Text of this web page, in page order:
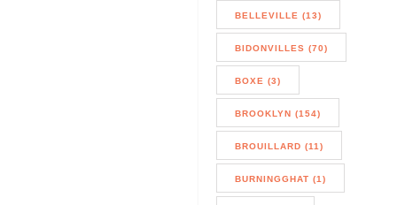
BELLEVILLE (13)
BIDONVILLES (70)
BOXE (3)
BROOKLYN (154)
BROUILLARD (11)
BURNINGGHAT (1)